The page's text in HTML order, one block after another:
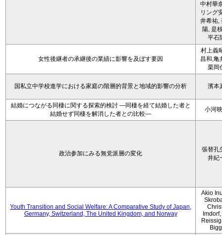
中村華
リング
井希祐,
陽, 是
平石
女性後継者の承継後の業績に影響を及ぼす要因
村上義
昌和,亀
栗岡
国私立中学校進学における家庭の階層的背景と地域的影響の分析 濱本
結婚につながる同棲に関する探索的検討 ―同棲を経て結婚した者と
結婚せず同棲を解消した者との比較―
小河
政治参加にみる無党派層の変化
張替孔
井紀
Youth Transition and Social Welfare: A Comparative Study of Japan,
Germany, Switzerland, The United Kingdom, and Norway
Akio